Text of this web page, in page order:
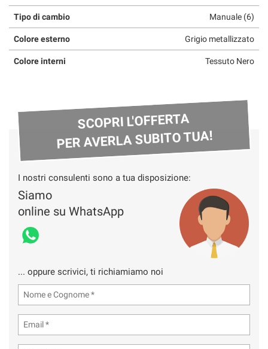
Tipo di cambio Manuale (6)
Colore esterno Grigio metallizzato
Colore interni Tessuto Nero
SCOPRI L'OFFERTA
PER AVERLA SUBITO TUA!
I nostri consulenti sono a tua disposizione:
Siamo
online su WhatsApp
... oppure scrivici, ti richiamiamo noi